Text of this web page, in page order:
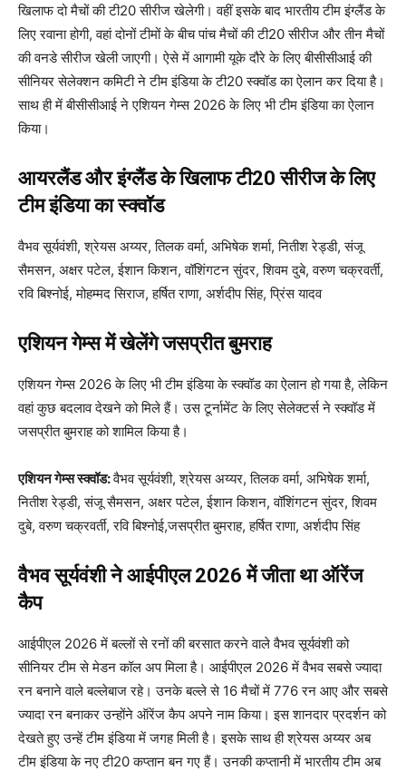
खिलाफ दो मैचों की टी20 सीरीज खेलेगी। वहीं इसके बाद भारतीय टीम इंग्लैंड के
लिए रवाना होगी, वहां दोनों टीमों के बीच पांच मैचों की टी20 सीरीज और तीन मैचों
की वनडे सीरीज खेली जाएगी। ऐसे में आगामी यूके दौरे के लिए बीसीसीआई की
सीनियर सेलेक्शन कमिटी ने टीम इंडिया के टी20 स्क्वॉड का ऐलान कर दिया है।
साथ ही में बीसीसीआई ने एशियन गेम्स 2026 के लिए भी टीम इंडिया का ऐलान
किया।
आयरलैंड और इंग्लैंड के खिलाफ टी20 सीरीज के लिए
टीम इंडिया का स्क्वॉड
वैभव सूर्यवंशी, श्रेयस अय्यर, तिलक वर्मा, अभिषेक शर्मा, नितीश रेड्डी, संजू
सैमसन, अक्षर पटेल, ईशान किशन, वॉशिंगटन सुंदर, शिवम दुबे, वरुण चक्रवर्ती,
रवि बिश्नोई, मोहम्मद सिराज, हर्षित राणा, अर्शदीप सिंह, प्रिंस यादव
एशियन गेम्स में खेलेंगे जसप्रीत बुमराह
एशियन गेम्स 2026 के लिए भी टीम इंडिया के स्क्वॉड का ऐलान हो गया है, लेकिन
वहां कुछ बदलाव देखने को मिले हैं। उस टूर्नामेंट के लिए सेलेक्टर्स ने स्क्वॉड में
जसप्रीत बुमराह को शामिल किया है।
एशियन गेम्स स्क्वॉड:वैभव सूर्यवंशी, श्रेयस अय्यर, तिलक वर्मा, अभिषेक शर्मा,
नितीश रेड्डी, संजू सैमसन, अक्षर पटेल, ईशान किशन, वॉशिंगटन सुंदर, शिवम
दुबे, वरुण चक्रवर्ती, रवि बिश्नोई,जसप्रीत बुमराह, हर्षित राणा, अर्शदीप सिंह
वैभव सूर्यवंशी ने आईपीएल 2026 में जीता था ऑरेंज
कैप
आईपीएल 2026 में बल्लों से रनों की बरसात करने वाले वैभव सूर्यवंशी को
सीनियर टीम से मेडन कॉल अप मिला है। आईपीएल 2026 में वैभव सबसे ज्यादा
रन बनाने वाले बल्लेबाज रहे। उनके बल्ले से 16 मैचों में 776 रन आए और सबसे
ज्यादा रन बनाकर उन्होंने ऑरेंज कैप अपने नाम किया। इस शानदार प्रदर्शन को
देखते हुए उन्हें टीम इंडिया में जगह मिली है। इसके साथ ही श्रेयस अय्यर अब
टीम इंडिया के नए टी20 कप्तान बन गए हैं। उनकी कप्तानी में भारतीय टीम अब